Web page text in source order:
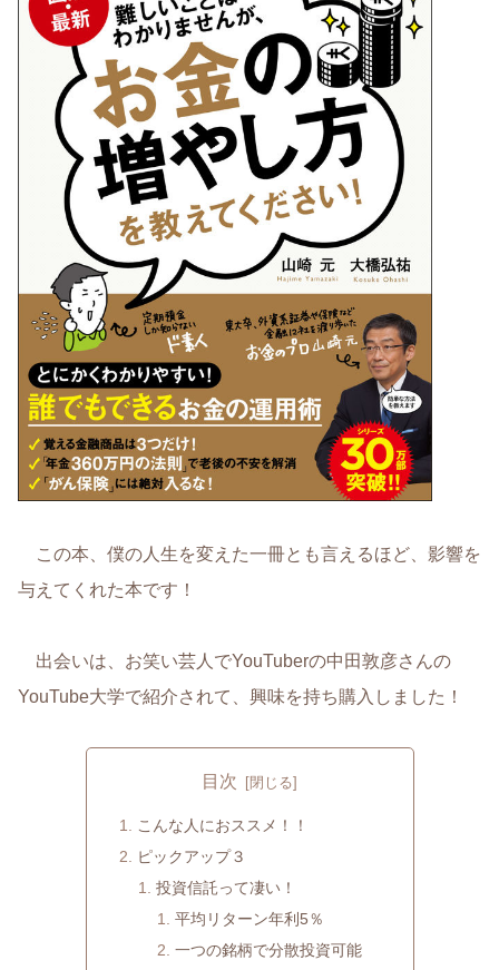
この本、僕の人生を変えた一冊とも言えるほど、影響を
与えてくれた本です！
出会いは、お笑い芸人でYouTuberの中田敦彦さんの
YouTube大学で紹介されて、興味を持ち購入しました！
目次
こんな人におススメ！！
ピックアップ３
投資信託って凄い！
平均リターン年利5％
一つの銘柄で分散投資可能